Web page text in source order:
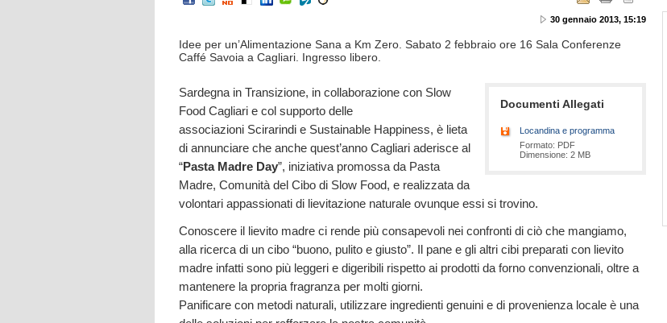
30 gennaio 2013, 15:19
Idee per un’Alimentazione Sana a Km Zero. Sabato 2 febbraio ore 16 Sala Conferenze
Caffé Savoia a Cagliari. Ingresso libero.
Documenti Allegati
Locandina e programma
Formato: PDF
Dimensione: 2 MB
Sardegna in Transizione, in collaborazione con Slow
Food Cagliari e col supporto delle
associazioni Scirarindi e Sustainable Happiness, è lieta
di annunciare che anche quest’anno Cagliari aderisce al
“Pasta Madre Day”, iniziativa promossa da Pasta
Madre, Comunità del Cibo di Slow Food, e realizzata da
volontari appassionati di lievitazione naturale ovunque essi si trovino.
Conoscere il lievito madre ci rende più consapevoli nei confronti di ciò che mangiamo,
alla ricerca di un cibo “buono, pulito e giusto”. Il pane e gli altri cibi preparati con lievito
madre infatti sono più leggeri e digeribili rispetto ai prodotti da forno convenzionali, oltre a
mantenere la propria fragranza per molti giorni.
Panificare con metodi naturali, utilizzare ingredienti genuini e di provenienza locale è una